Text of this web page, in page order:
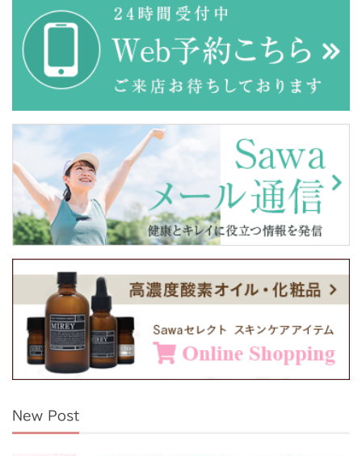
New Post